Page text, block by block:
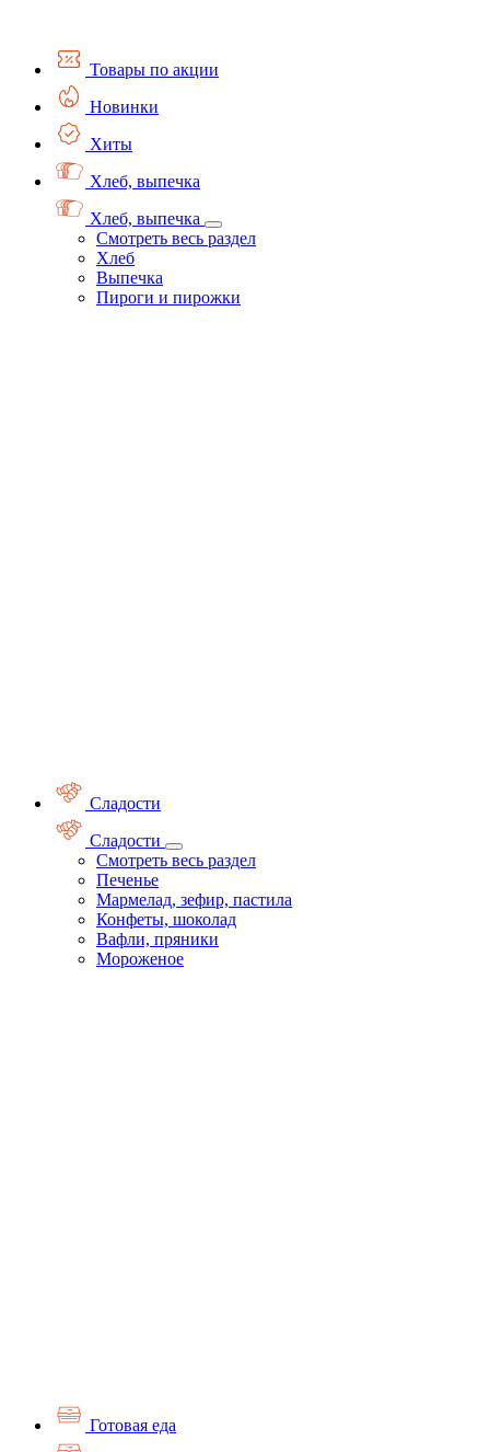
Товары по акции
Новинки
Хиты
Хлеб, выпечка
Хлеб, выпечка
Смотреть весь раздел
Хлеб
Выпечка
Пироги и пирожки
Сладости
Сладости
Смотреть весь раздел
Печенье
Мармелад, зефир, пастила
Конфеты, шоколад
Вафли, пряники
Мороженое
Готовая еда